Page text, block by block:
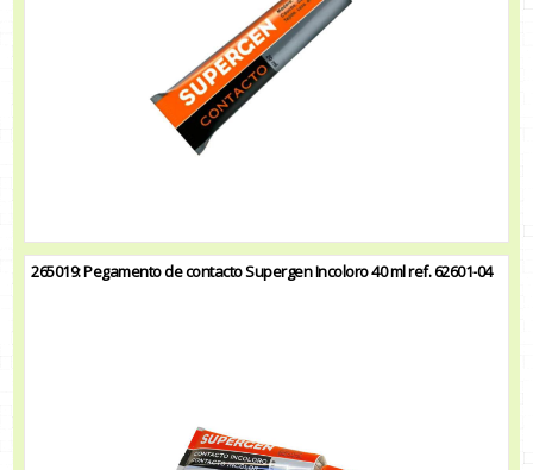
265019: Pegamento de contacto Supergen Incoloro 40 ml ref. 62601-04